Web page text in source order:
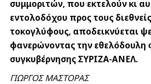
συμμοριτών, που εκτελούν κι
εντολοδόχου προς τους διεθνείς
τοκογλύφους, αποδεικνύεται
φανερώνοντας την εθελόδουλη
συγκυβέρνησης ΣΥΡΙΖΑ-ΑΝΕΛ.
ΓΙΩΡΓΟΣ ΜΑΣΤΟΡΑΣ